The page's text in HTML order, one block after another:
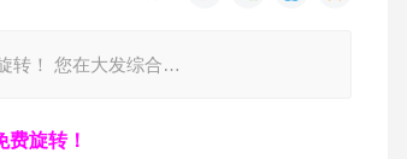
转！ 您在大发综合…
旋转！